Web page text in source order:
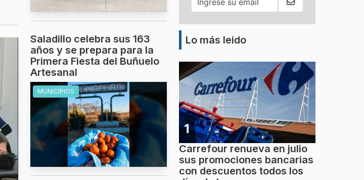
Saladillo celebra sus 163
años y se prepara para la
Primera Fiesta del Buñuelo
Artesanal
MUNICIPIOS
Lo más leido
1
Carrefour renueva en julio
sus promociones bancarias
con descuentos todos los